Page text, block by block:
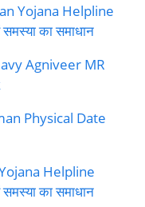
Yojana Helpline
का समाधान
Agniveer MR
Physical Date
Helpline
का समाधान